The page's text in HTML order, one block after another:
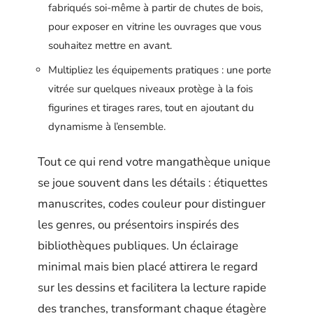
fabriqués soi-même à partir de chutes de bois,
pour exposer en vitrine les ouvrages que vous
souhaitez mettre en avant.
Multipliez les équipements pratiques : une porte
vitrée sur quelques niveaux protège à la fois
figurines et tirages rares, tout en ajoutant du
dynamisme à l’ensemble.
Tout ce qui rend votre mangathèque unique
se joue souvent dans les détails : étiquettes
manuscrites, codes couleur pour distinguer
les genres, ou présentoirs inspirés des
bibliothèques publiques. Un éclairage
minimal mais bien placé attirera le regard
sur les dessins et facilitera la lecture rapide
des tranches, transformant chaque étagère